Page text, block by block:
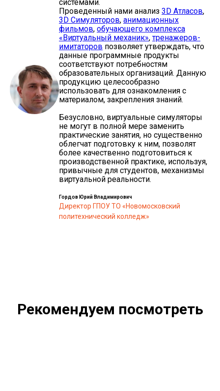
системами.
Проведенный нами анализ 3D Атласов,
3D Симуляторов, анимационных
фильмов, обучающего комплекса
«Виртуальный механик»,тренажеров-
имитаторов позволяет утверждать, что
данные программные продукты
соответствуют потребностям
образовательных организаций. Данную
продукцию целесообразно
использовать для ознакомления с
материалом, закрепления знаний.
Безусловно, виртуальные симуляторы
не могут в полной мере заменить
практические занятия, но существенно
облегчат подготовку к ним, позволят
более качественно подготовиться к
производственной практике, используя,
привычные для студентов, механизмы
виртуальной реальности.
Гордов Юрий Владимирович
Директор ГПОУ ТО «Новомосковский
политехнический колледж»
Рекомендуем посмотреть